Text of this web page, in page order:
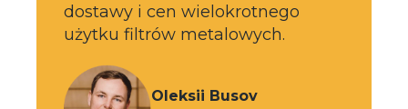
dostawy i cen wielokrotnego
użytku filtrów metalowych.
Oleksii Busov